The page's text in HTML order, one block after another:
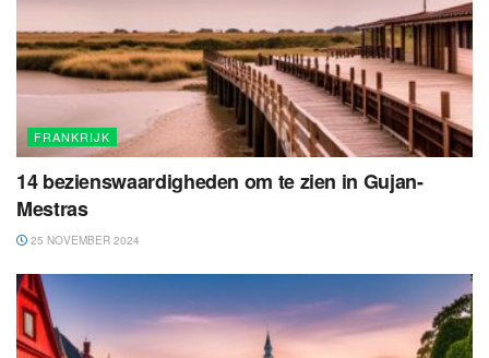
FRANKRIJK
14 bezienswaardigheden om te zien in Gujan-
Mestras
25 NOVEMBER 2024